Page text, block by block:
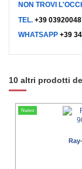
NON TROVI
TEL. +39
WHATSAPP +39
10 altri prodotti
Nuovo